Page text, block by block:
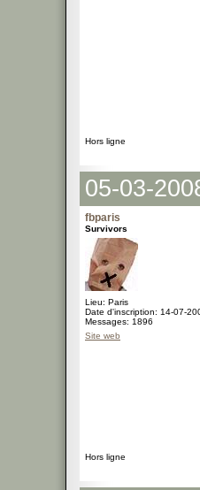
Hors ligne
05-03-
fbparis
Survivors
Lieu: Paris
Date d'inscription: 14-07-
Messages: 1896
Site web
Hors ligne